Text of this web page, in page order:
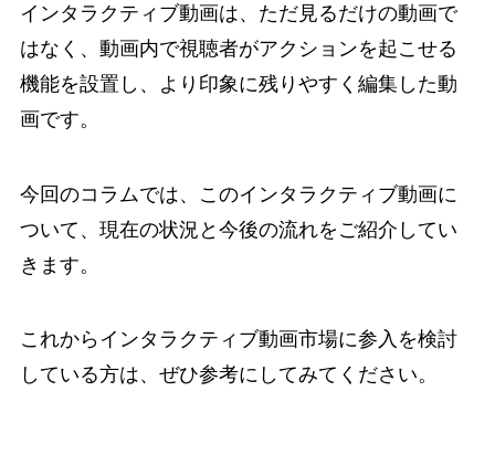
インタラクティブ動画は、ただ見るだけの動画で
はなく、動画内で視聴者がアクションを起こせる
機能を設置し、より印象に残りやすく編集した動
画です。
今回のコラムでは、このインタラクティブ動画に
ついて、現在の状況と今後の流れをご紹介してい
きます。
これからインタラクティブ動画市場に参入を検討
している方は、ぜひ参考にしてみてください。